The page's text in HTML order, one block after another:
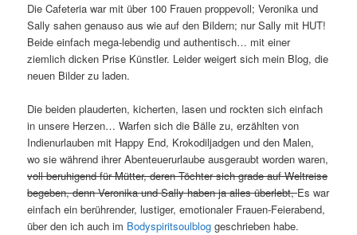
Die Cafeteria war mit über 100 Frauen proppevoll; Veronika und
Sally sahen genauso aus wie auf den Bildern; nur Sally mit HUT!
Beide einfach mega-lebendig und authentisch… mit einer
ziemlich dicken Prise Künstler. Leider weigert sich mein Blog, die
neuen Bilder zu laden.
Die beiden plauderten, kicherten, lasen und rockten sich einfach
in unsere Herzen… Warfen sich die Bälle zu, erzählten von
Indienurlauben mit Happy End, Krokodiljadgen und den Malen,
wo sie während ihrer Abenteuerurlaube ausgeraubt worden waren,
voll beruhigend für Mütter, deren Töchter sich grade auf Weltreise
begeben, denn Veronika und Sally haben ja alles überlebt,Es war
einfach ein berührender, lustiger, emotionaler Frauen-Feierabend,
über den ich auch im Bodyspiritsoulbloggeschrieben habe.